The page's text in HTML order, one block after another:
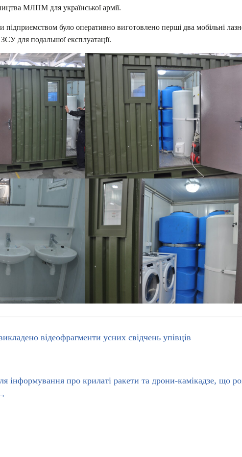
МЛПМ для української армії.
було оперативно виготовлено перші два мобільні
для подальшої експлуатації.
відеофрагменти усних свідчень упівців
інформування про крилаті ракети та дрони-камікадзе, що